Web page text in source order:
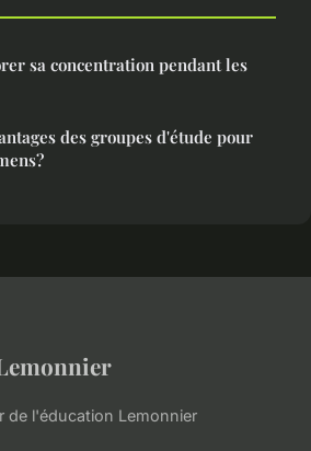
sa concentration pendant les
des groupes d'étude pour
de l'éducation Lemonnier